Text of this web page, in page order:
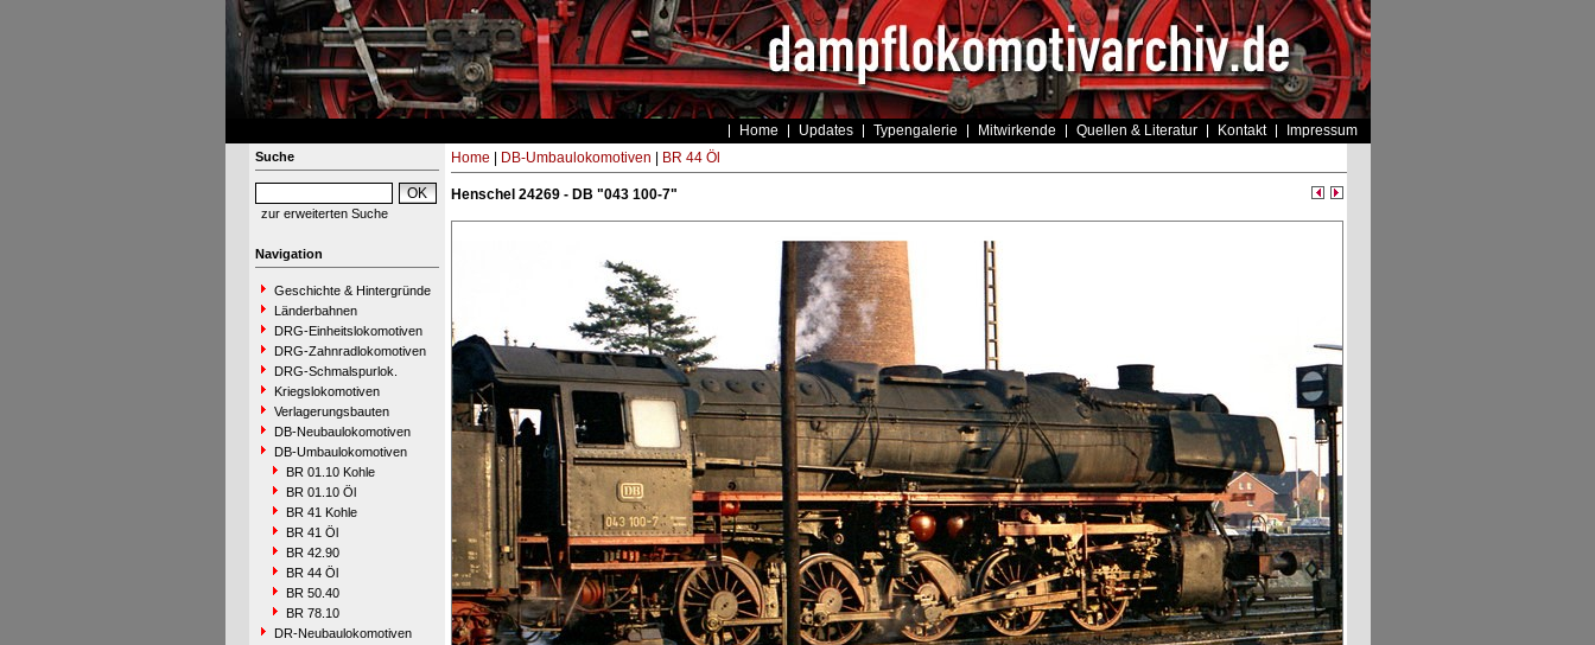
Home Updates Typengalerie Mitwirkende Quellen & Literatur Kontakt Impressum
Suche
zur erweiterten Suche
Navigation
Geschichte & Hintergründe
Länderbahnen
DRG-Einheitslokomotiven
DRG-Zahnradlokomotiven
DRG-Schmalspurlok.
Kriegslokomotiven
Verlagerungsbauten
DB-Neubaulokomotiven
DB-Umbaulokomotiven
BR 01.10 Kohle
BR 01.10 Öl
BR 41 Kohle
BR 41 Öl
BR 42.90
BR 44 Öl
BR 50.40
BR 78.10
DR-Neubaulokomotiven
Home DB-Umbaulokomotiven BR 44 Öl
Henschel 24269 - DB "043 100-7"